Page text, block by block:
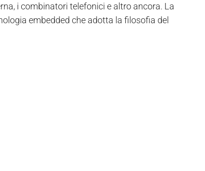
i combinatori telefonici e altro ancora. La
embedded che adotta la filosofia del